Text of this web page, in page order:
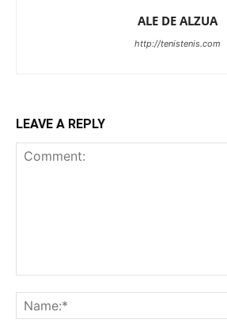
ALE DE ALZUA
http://tenistenis.com
LEAVE A REPLY